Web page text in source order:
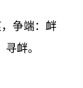
争端：衅
衅。